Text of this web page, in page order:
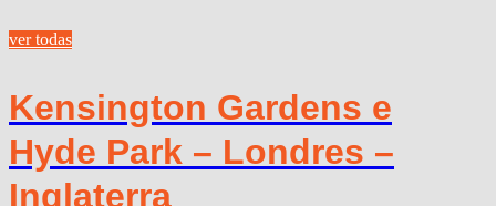
ver todas
Kensington Gardens e
Hyde Park – Londres –
Inglaterra